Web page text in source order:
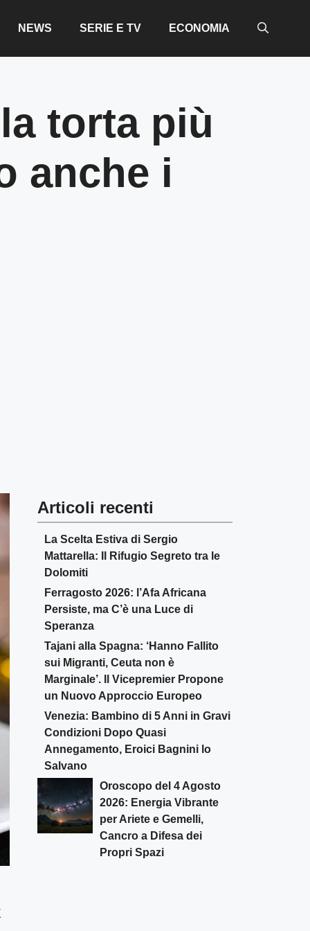
NEWS SERIE E TV ECONOMIA
torta più
anche i
Articoli recenti
La Scelta Estiva di Sergio
Mattarella: Il Rifugio Segreto tra le
Dolomiti
Ferragosto 2026: l’Afa Africana
Persiste, ma C’è una Luce di
Speranza
Tajani alla Spagna: ‘Hanno Fallito
sui Migranti, Ceuta non è
Marginale’. Il Vicepremier Propone
un Nuovo Approccio Europeo
Venezia: Bambino di 5 Anni in Gravi
Condizioni Dopo Quasi
Annegamento, Eroici Bagnini lo
Salvano
Oroscopo del 4 Agosto
2026: Energia Vibrante
per Ariete e Gemelli,
Cancro a Difesa dei
Propri Spazi